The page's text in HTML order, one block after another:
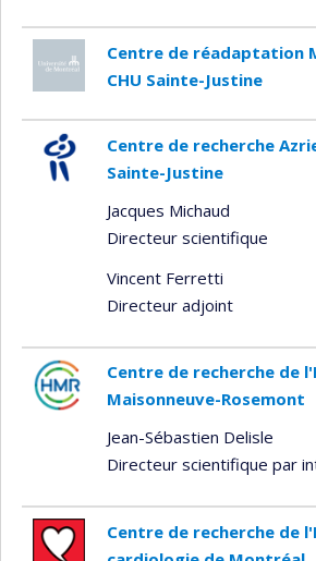
Centre de réadaptation
CHU Sainte-Justine
Centre de recherche
Sainte-Justine
Jacques Michaud
Directeur scientifique
Vincent Ferretti
Directeur adjoint
Centre de recherche de
Maisonneuve-Rosemont
Jean-Sébastien Delisle
Directeur scientifique par
Centre de recherche de